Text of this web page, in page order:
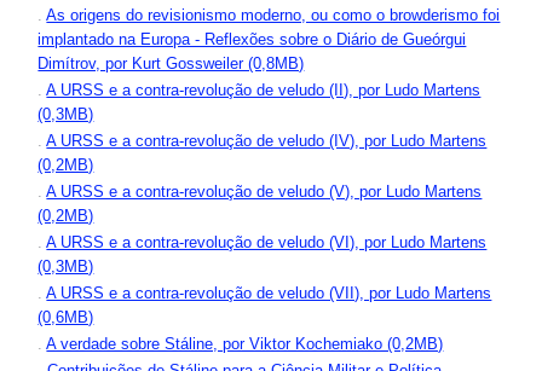
.As origens do revisionismo moderno, ou como o browderismo foi
implantado na Europa - Reflexões sobre o Diário de Gueórgui
Dimítrov, por Kurt Gossweiler (0,8MB)
.A URSS e a contra-revolução de veludo (II), por Ludo Martens
(0,3MB)
.A URSS e a contra-revolução de veludo (IV), por Ludo Martens
(0,2MB)
.A URSS e a contra-revolução de veludo (V), por Ludo Martens
(0,2MB)
.A URSS e a contra-revolução de veludo (VI), por Ludo Martens
(0,3MB)
.A URSS e a contra-revolução de veludo (VII), por Ludo Martens
(0,6MB)
.A verdade sobre Stáline, por Viktor Kochemiako (0,2MB)